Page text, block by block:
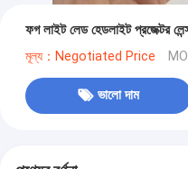
ফগ লাইট লেড হেডলাইট প্রজেক্টর
মূল্য：Negotiated Price
ভালো দাম